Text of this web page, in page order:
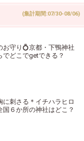
(集計期間:07/30-08/06)
お守り💍京都・下鴨神社
どこでgetできる？
刺さる＊イチハラヒロ
国６か所の神社はどこ？